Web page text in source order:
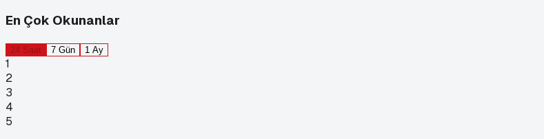
En Çok Okunanlar
24 Saat 7 Gün 1 Ay
1
2
3
4
5